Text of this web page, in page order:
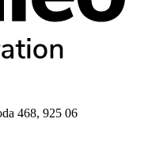
468, 925 06